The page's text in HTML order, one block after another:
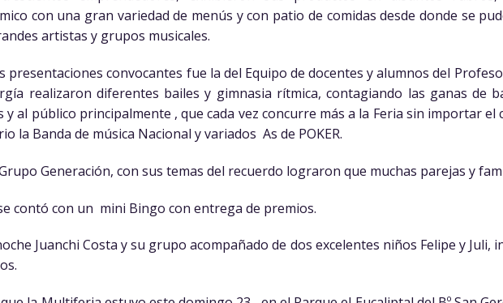
con una gran variedad de menús y con patio de comidas desde donde se
artistas y grupos musicales.
presentaciones convocantes fue la del Equipo de docentes y alumnos del
realizaron diferentes bailes y gimnasia rítmica, contagiando las ganas de
y al público principalmente , que cada vez concurre más a la Feria sin importar el
la Banda de música Nacional y variados As de POKER.
Generación, con sus temas del recuerdo lograron que muchas parejas y
contó con un mini Bingo con entrega de premios.
Juanchi Costa y su grupo acompañado de dos excelentes niños Felipe y Juli,